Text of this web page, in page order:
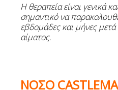
Η θεραπεία είναι γενικά
σημαντικό να
εβδομάδες και μήνες μετά
αίματος.
ΝΟΣΟ